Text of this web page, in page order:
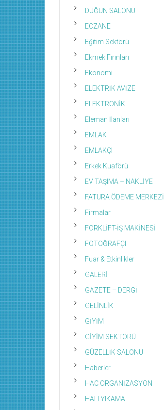
DÜĞÜN SALONU
ECZANE
Eğitim Sektörü
Ekmek Fırınları
Ekonomi
ELEKTRİK AVİZE
ELEKTRONİK
Eleman İlanları
EMLAK
EMLAKÇI
Erkek Kuaförü
EV TAŞIMA – NAKLİYE
FATURA ÖDEME MERKEZİ
Firmalar
FORKLİFT-İŞ MAKİNESİ
FOTOĞRAFÇI
Fuar & Etkinlikler
GALERİ
GAZETE – DERGİ
GELİNLİK
GİYİM
GİYİM SEKTÖRÜ
GÜZELLİK SALONU
Haberler
HAC ORGANİZASYON
HALI YIKAMA